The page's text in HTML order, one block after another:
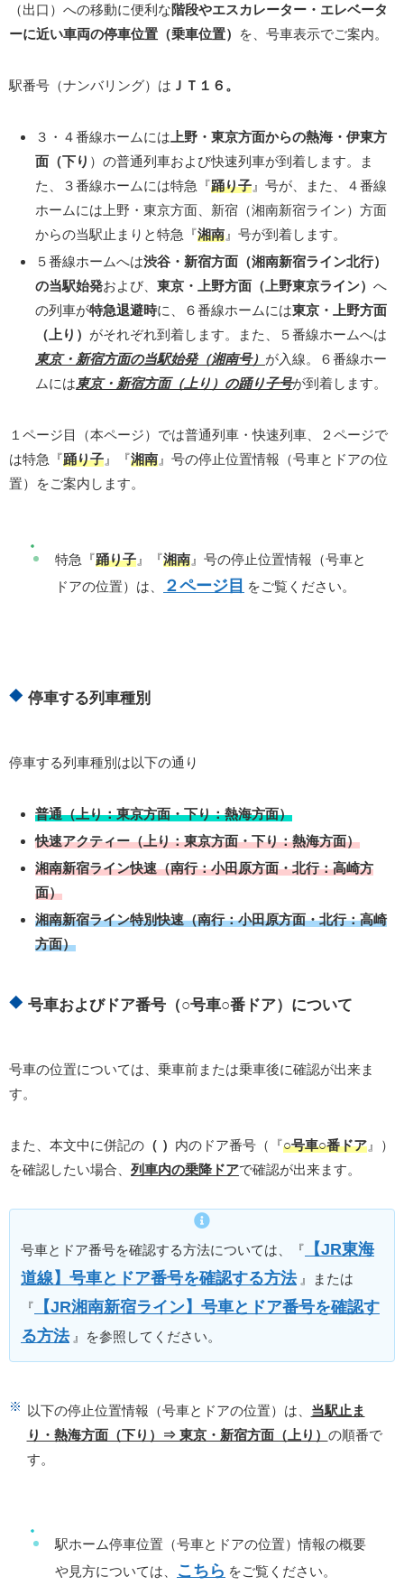
（出口）への移動に便利な階段やエスカレーター・エレベータ
ーに近い車両の停車位置（乗車位置）
を、号車表示でご案内。
駅番号（ナンバリング）は ＪＴ１６ 。
３・４番線ホームには 上野・東京方面からの熱海・伊東方
面（下り ）の普通列車および快速列車が到着します。ま
た、３番線ホームには特急『踊り子 』号が、また、４番線
ホームには上野・東京方面、新宿（湘南新宿ライン）方面
からの当駅止まりと特急『湘南 』号が到着します。
５番線ホームへは渋谷・新宿方面（湘南新宿ライン北行）
の当駅始発および、 東京・上野方面（上野東京ライン） へ
の列車が特急退避時に、６番線ホームには東京・上野方面
（上り） がそれぞれ到着します。また、５番線ホームへは
東京・新宿方面の当駅始発（湘南号） が入線。６番線ホー
ムには東京・新宿方面（上り）の踊り子号が到着します。
１ページ目（本ページ）では普通列車・快速列車、２ページで
は特急『踊り子 』『湘南 』号の停止位置情報（号車とドアの位
置）をご案内します。
特急『踊り子 』『湘南 』号の停止位置情報（号車と
ドアの位置）は、
２ページ目 をご覧ください。
停車する列車種別
停車する列車種別は以下の通り
普通（上り：東京方面・下り：熱海方面）
快速アクティー（上り：東京方面・下り：熱海方面）
湘南新宿ライン快速（南行：小田原方面・北行：高崎方
面）
湘南新宿ライン特別快速（南行：小田原方面・北行：高崎
方面）
号車およびドア番号（○号車○番ドア）について
号車の位置については、乗車前または乗車後に確認が出来ま
す。
また、本文中に併記の （ ） 内のドア番号（『○号車○番ドア 』）
を確認したい場合、 列車内の乗降ドアで確認が出来ます。
号車とドア番号を確認する方法については、『
【JR東海
道線】号車とドア番号を確認する方法 』または
『
【JR湘南新宿ライン】号車とドア番号を確認す
る方法 』を参照してください。
以下の停止位置情報（号車とドアの位置）は、 当駅止ま
り・熱海方面（下り）⇒ 東京・新宿方面（上り） の順番で
す。
駅ホーム停車位置（号車とドアの位置）情報の概要
や見方については、
こちら をご覧ください。